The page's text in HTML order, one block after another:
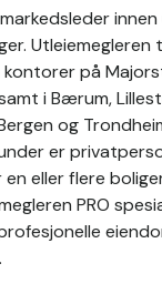
Utleiemegleren
på
i Bærum,
og
er
eller flere
PRO